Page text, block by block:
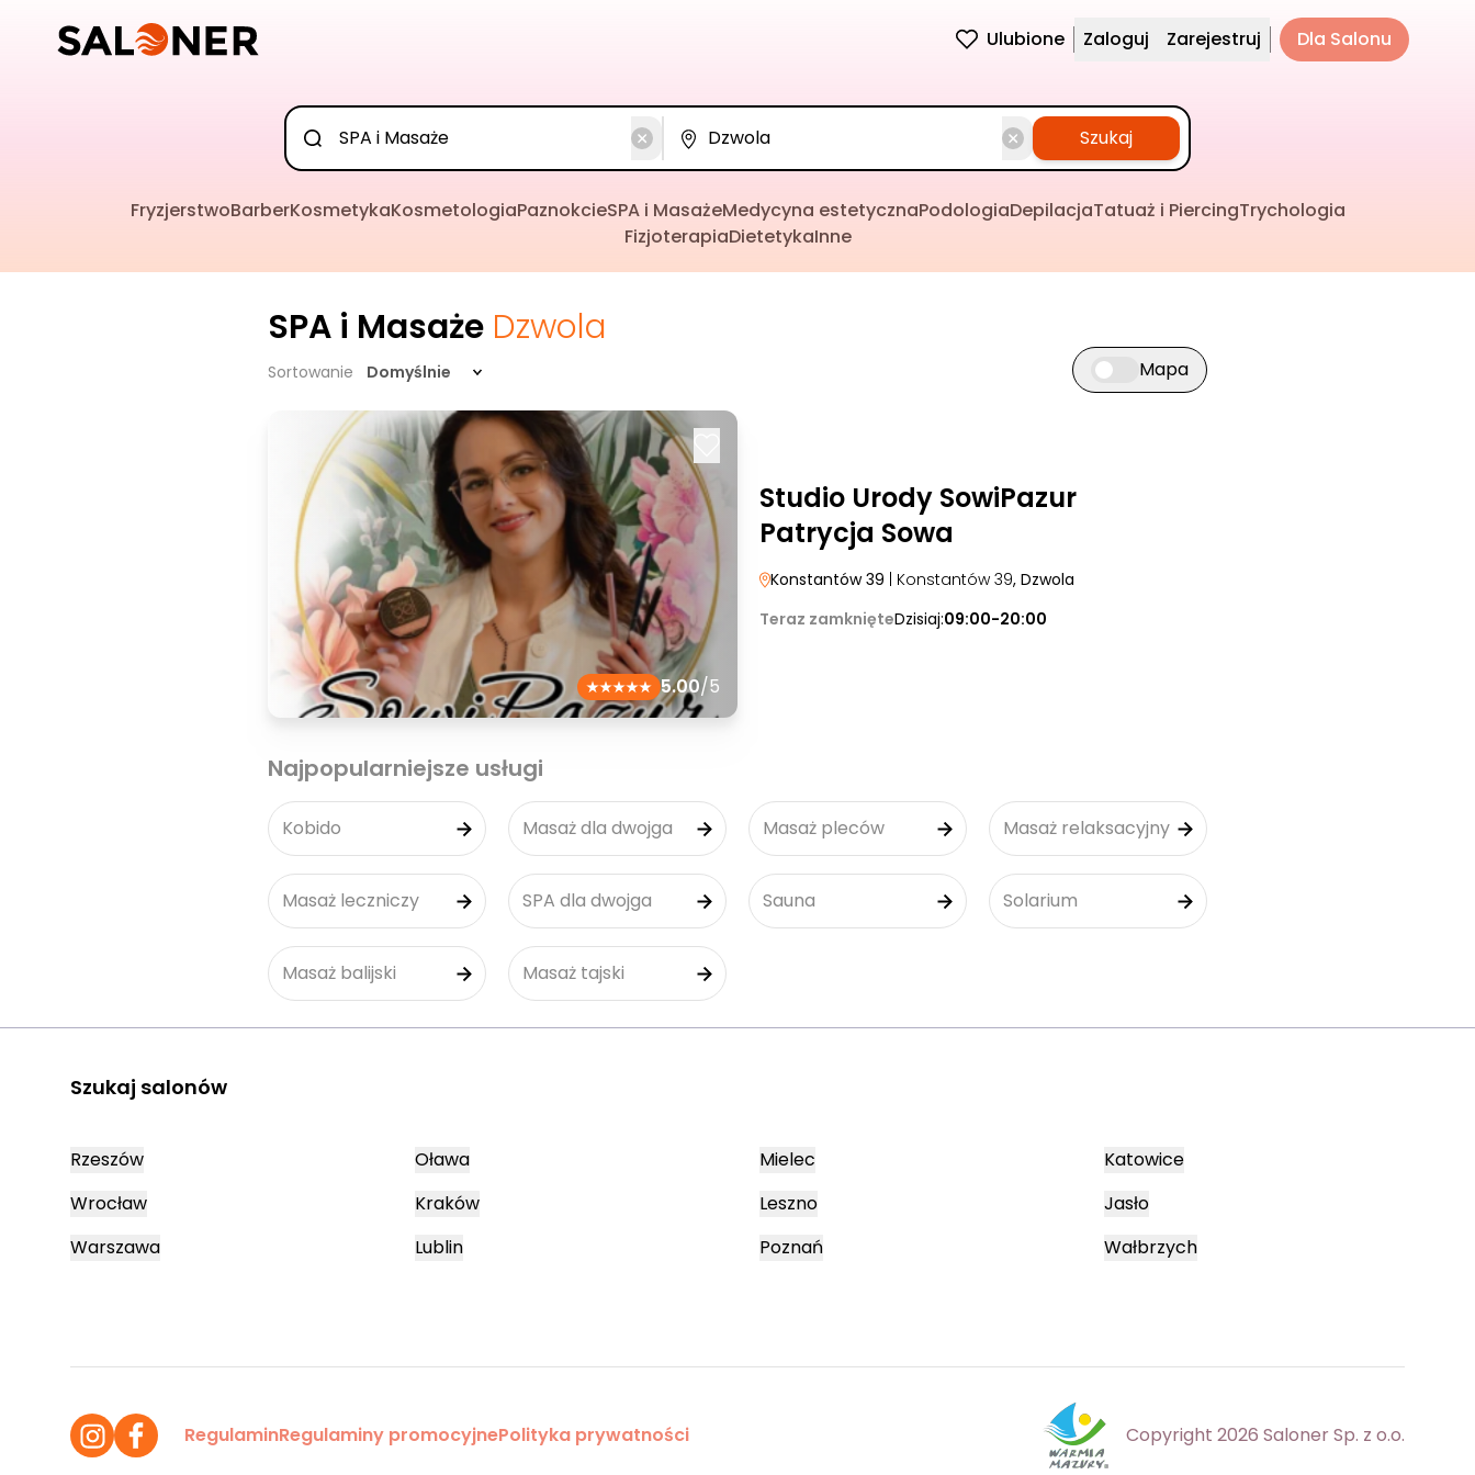
Ulubione Zaloguj Zarejestruj Dla Salonu
Szukaj
FryzjerstwoBarberKosmetykaKosmetologiaPaznokcieSPA i MasażeMedycyna estetycznaPodologiaDepilacjaTatuaż i PiercingTrychologia
FizjoterapiaDietetykaInne
SPA i Masaże Dzwola
Sortowanie Domyślnie Przełącz widok mapy
Mapa
5.00/5
Studio Urody SowiPazur
Patrycja Sowa
Konstantów 39 | Konstantów 39, Dzwola
Teraz zamknięteDzisiaj:09:00-20:00
Najpopularniejsze usługi
Kobido Masaż dla dwojga Masaż pleców Masaż relaksacyjny
Masaż leczniczy SPA dla dwojga Sauna Solarium
Masaż balijski Masaż tajski
Szukaj salonów
Rzeszów
Wrocław
Warszawa
Oława
Kraków
Lublin
Mielec
Leszno
Poznań
Katowice
Jasło
Wałbrzych
RegulaminRegulaminy promocyjnePolityka prywatności Copyright 2026 Saloner Sp. z o.o.